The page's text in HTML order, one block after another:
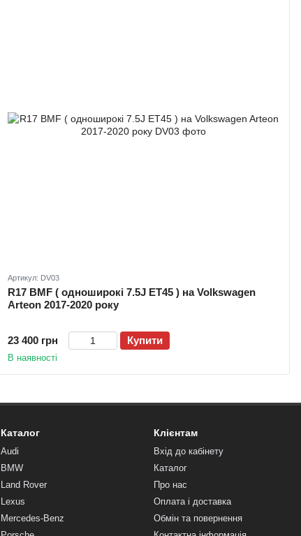
Артикул: DV03
R17 BMF ( одноширокі 7.5J ET45 ) на Volkswagen
Arteon 2017-2020 року
23 400 грн Купити
В наявності
Каталог
Audi
BMW
Land Rover
Lexus
Mercedes-Benz
Клієнтам
Вхід до кабінету
Каталог
Про нас
Оплата і доставка
Обмін та повернення